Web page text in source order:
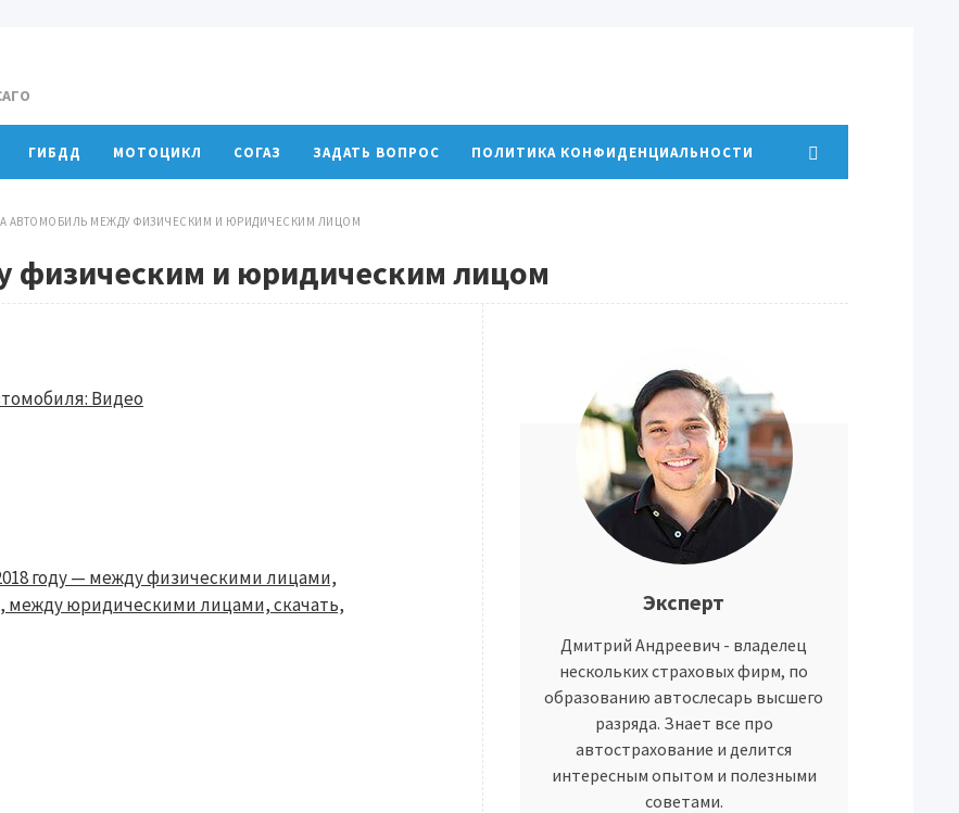
ГИБДД МОТОЦИКЛ СОГАЗ ЗАДАТЬ ВОПРОС ПОЛИТИКА КОНФИДЕНЦИАЛЬНОСТИ
АВТОМОБИЛЬ МЕЖДУ ФИЗИЧЕСКИМ И ЮРИДИЧЕСКИМ ЛИЦОМ
физическим и юридическим лицом
Видео
году — между физическими лицами,
юридическими лицами, скачать,
Эксперт
Дмитрий Андреевич - владелец
нескольких страховых фирм, по
образованию автослесарь высшего
разряда. Знает все про
автострахование и делится
интересным опытом и полезными
советами.